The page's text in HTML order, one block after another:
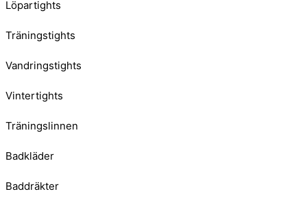
Löpartights
Träningstights
Vandringstights
Vintertights
Träningslinnen
Badkläder
Baddräkter